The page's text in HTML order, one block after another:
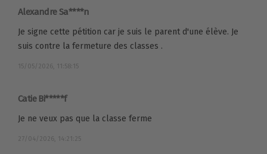
Alexandre Sa****n
Je signe cette pétition car je suis le parent d'une élève. Je
suis contre la fermeture des classes .
15/05/2026, 11:58:15
Catie Bi*****f
Je ne veux pas que la classe ferme
27/04/2026, 14:21:25